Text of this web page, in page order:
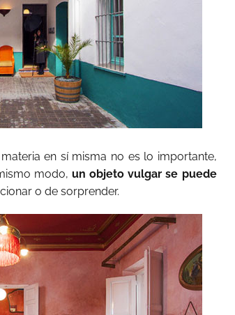
en sí misma no es lo importante,
modo,un objeto vulgar se puede
o de sorprender.